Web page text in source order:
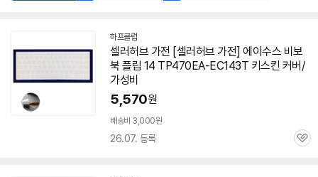
하프클럽
셀러허브 가전 [셀러허브 가전] 에이수스 비보
북 플립 14 TP470EA-EC143T 키스킨 커버/
가성비
5,570원
배송비 3,000원
26.07. 등록
관